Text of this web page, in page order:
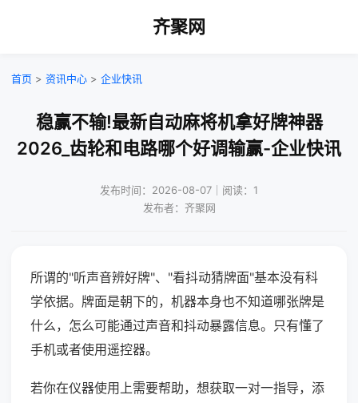
齐聚网
首页 > 资讯中心 > 企业快讯
稳赢不输!最新自动麻将机拿好牌神器
2026_齿轮和电路哪个好调输赢-企业快讯
发布时间：2026-08-07｜阅读：1
发布者：齐聚网
所谓的"听声音辨好牌"、"看抖动猜牌面"基本没有科
学依据。牌面是朝下的，机器本身也不知道哪张牌是
什么，怎么可能通过声音和抖动暴露信息。只有懂了
手机或者使用遥控器。
若你在仪器使用上需要帮助，想获取一对一指导，添